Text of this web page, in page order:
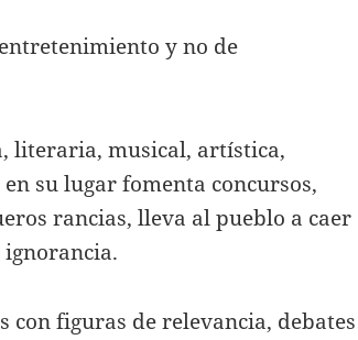
y no de
literaria, musical, artística,
su lugar fomenta concursos,
rancias, lleva al pueblo a caer
ignorancia.
figuras de relevancia, debates